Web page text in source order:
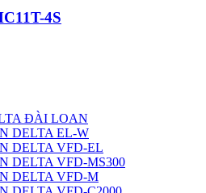
4S
ĐÀI LOAN
DELTA EL-W
DELTA VFD-EL
DELTA VFD-MS300
DELTA VFD-M